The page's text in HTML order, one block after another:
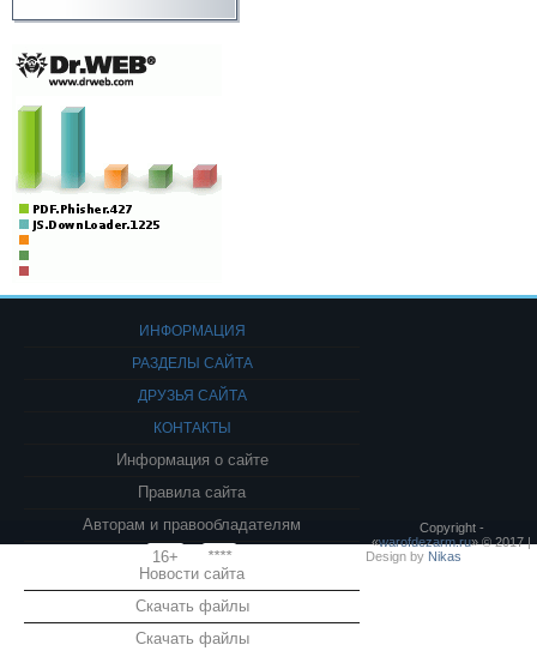
ИНФОРМАЦИЯ
РАЗДЕЛЫ САЙТА
ДРУЗЬЯ САЙТА
КОНТАКТЫ
Информация о сайте
Правила сайта
Авторам и правообладателям
16+
****
Новости сайта
Скачать файлы
Скачать файлы
Copyright -
«warofdezarm.ru» © 2017 |
Design by Nikas